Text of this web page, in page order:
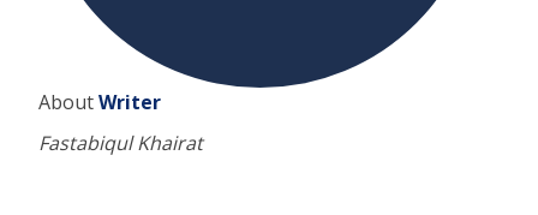
AboutWriter
Fastabiqul Khairat